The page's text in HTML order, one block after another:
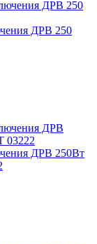
ДРВ 250
ДРВ 250Вт